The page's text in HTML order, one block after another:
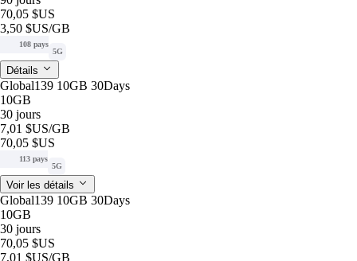
70,05 $US
3,50 $US/GB
108 pays
5G
Détails
Global139 10GB 30Days
10GB
30 jours
7,01 $US/GB
70,05 $US
113 pays
5G
Voir les détails
Global139 10GB 30Days
10GB
30 jours
70,05 $US
7,01 $US/GB